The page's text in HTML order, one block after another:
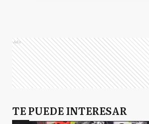
Ads
TE PUEDE INTERESAR